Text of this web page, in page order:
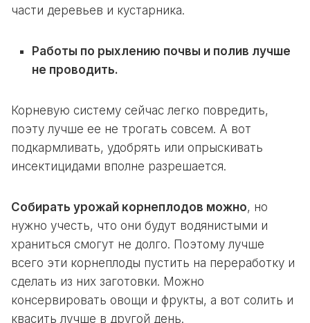
части деревьев и кустарника.
Работы по рыхлению почвы и полив лучше
не проводить.
Корневую систему сейчас легко повредить,
поэту лучше ее не трогать совсем. А вот
подкармливать, удобрять или опрыскивать
инсектицидами вполне разрешается.
Собирать урожай корнеплодов можно, но
нужно учесть, что они будут водянистыми и
храниться смогут не долго. Поэтому лучше
всего эти корнеплоды пустить на переработку и
сделать из них заготовки. Можно
консервировать овощи и фрукты, а вот солить и
квасить лучше в другой день.